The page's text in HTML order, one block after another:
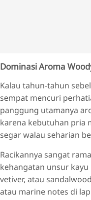
Dominasi Aroma
Kalau tahun-tahun
sempat mencuri
panggung utamanya
karena kebutuhan pria
segar walau seharian
Racikannya sangat
kehangatan unsur
vetiver, atau
atau marine notes di